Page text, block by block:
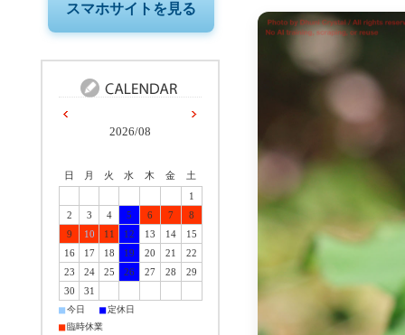
スマホサイトを見る
2026/08
日 月 火 水 木 金
土
1
2
3 4 5 6 7
8
9
10 11 12 13 14
15
16
17 18 19 20 21
22
23
24 25 26 27 28
29
30
31
■今日 ■定休日
■ 臨時休業